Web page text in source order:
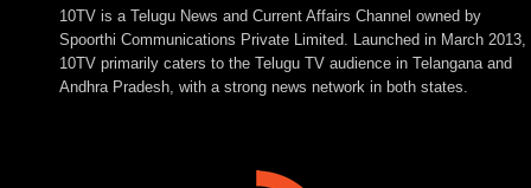
10TV is a Telugu News and Current Affairs Channel owned by
Spoorthi Communications Private Limited. Launched in March 2013,
10TV primarily caters to the Telugu TV audience in Telangana and
Andhra Pradesh, with a strong news network in both states.